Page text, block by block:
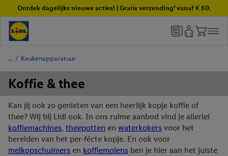
Ontdek dagelijks nieuwe acties! | Gratis verzending¹ vanaf € 60.
/ Keukenapparatuur
Koffie & thee
Kan jij ook zo genieten van een heerlijk kopje koffie of
thee? Wij bij Lidl ook. In ons ruime aanbod vind je allerlei
koffiemachines, theepotten en waterkokers voor het
bereiden van het per-fécte kopje. En ook voor
melkopschuimers en koffiemolens ben je hier aan het juiste